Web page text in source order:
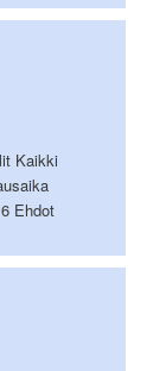
Kaikki
Ehdot